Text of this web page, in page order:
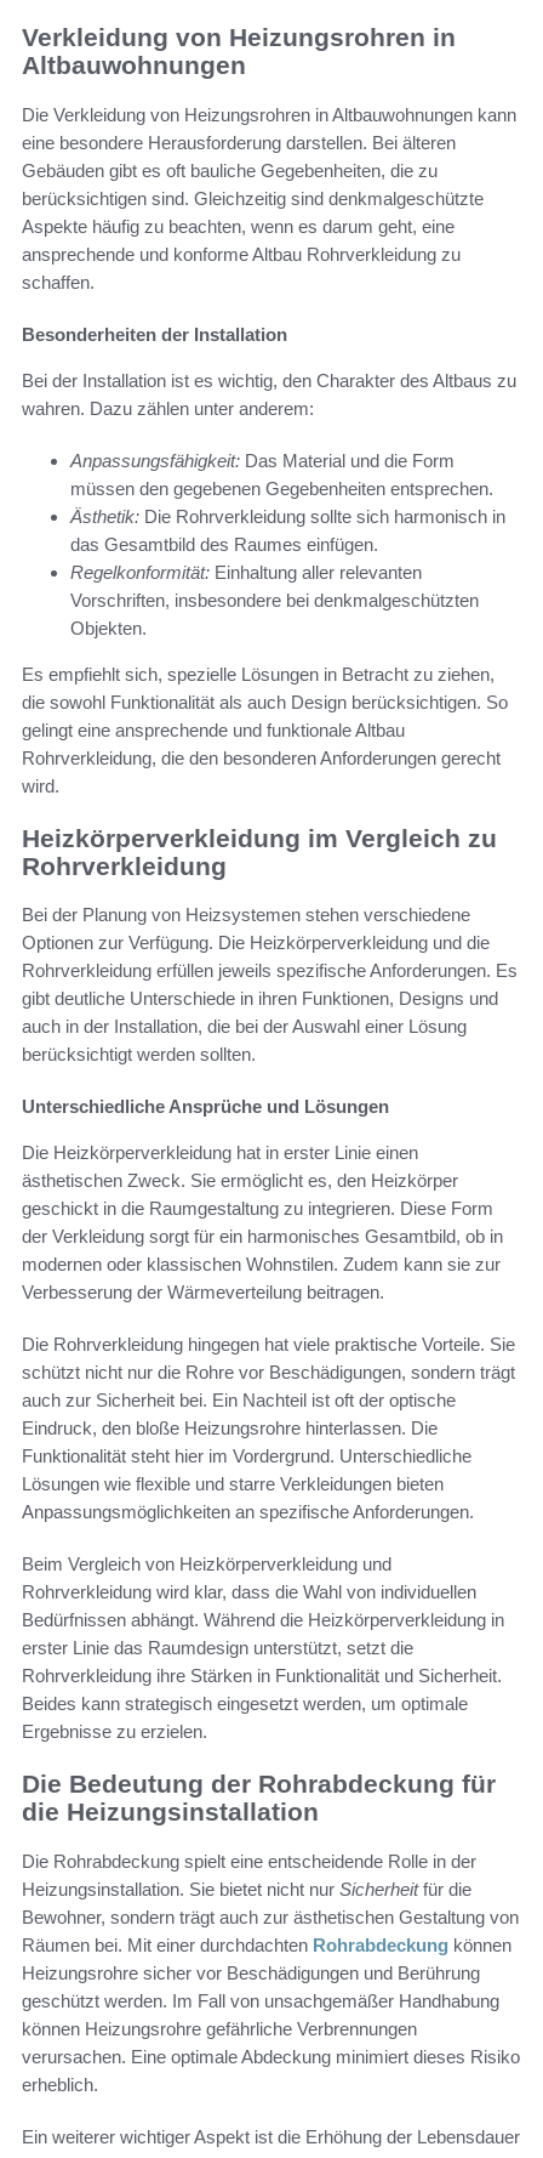
Verkleidung von Heizungsrohren in
Altbauwohnungen
Die Verkleidung von Heizungsrohren in Altbauwohnungen kann
eine besondere Herausforderung darstellen. Bei älteren
Gebäuden gibt es oft bauliche Gegebenheiten, die zu
berücksichtigen sind. Gleichzeitig sind denkmalgeschützte
Aspekte häufig zu beachten, wenn es darum geht, eine
ansprechende und konforme Altbau Rohrverkleidung zu
schaffen.
Besonderheiten der Installation
Bei der Installation ist es wichtig, den Charakter des Altbaus zu
wahren. Dazu zählen unter anderem:
Anpassungsfähigkeit: Das Material und die Form
müssen den gegebenen Gegebenheiten entsprechen.
Ästhetik: Die Rohrverkleidung sollte sich harmonisch in
das Gesamtbild des Raumes einfügen.
Regelkonformität: Einhaltung aller relevanten
Vorschriften, insbesondere bei denkmalgeschützten
Objekten.
Es empfiehlt sich, spezielle Lösungen in Betracht zu ziehen,
die sowohl Funktionalität als auch Design berücksichtigen. So
gelingt eine ansprechende und funktionale Altbau
Rohrverkleidung, die den besonderen Anforderungen gerecht
wird.
Heizkörperverkleidung im Vergleich zu
Rohrverkleidung
Bei der Planung von Heizsystemen stehen verschiedene
Optionen zur Verfügung. Die Heizkörperverkleidung und die
Rohrverkleidung erfüllen jeweils spezifische Anforderungen. Es
gibt deutliche Unterschiede in ihren Funktionen, Designs und
auch in der Installation, die bei der Auswahl einer Lösung
berücksichtigt werden sollten.
Unterschiedliche Ansprüche und Lösungen
Die Heizkörperverkleidung hat in erster Linie einen
ästhetischen Zweck. Sie ermöglicht es, den Heizkörper
geschickt in die Raumgestaltung zu integrieren. Diese Form
der Verkleidung sorgt für ein harmonisches Gesamtbild, ob in
modernen oder klassischen Wohnstilen. Zudem kann sie zur
Verbesserung der Wärmeverteilung beitragen.
Die Rohrverkleidung hingegen hat viele praktische Vorteile. Sie
schützt nicht nur die Rohre vor Beschädigungen, sondern trägt
auch zur Sicherheit bei. Ein Nachteil ist oft der optische
Eindruck, den bloße Heizungsrohre hinterlassen. Die
Funktionalität steht hier im Vordergrund. Unterschiedliche
Lösungen wie flexible und starre Verkleidungen bieten
Anpassungsmöglichkeiten an spezifische Anforderungen.
Beim Vergleich von Heizkörperverkleidung und
Rohrverkleidung wird klar, dass die Wahl von individuellen
Bedürfnissen abhängt. Während die Heizkörperverkleidung in
erster Linie das Raumdesign unterstützt, setzt die
Rohrverkleidung ihre Stärken in Funktionalität und Sicherheit.
Beides kann strategisch eingesetzt werden, um optimale
Ergebnisse zu erzielen.
Die Bedeutung der Rohrabdeckung für
die Heizungsinstallation
Die Rohrabdeckung spielt eine entscheidende Rolle in der
Heizungsinstallation. Sie bietet nicht nur Sicherheitfür die
Bewohner, sondern trägt auch zur ästhetischen Gestaltung von
Räumen bei. Mit einer durchdachten Rohrabdeckung können
Heizungsrohre sicher vor Beschädigungen und Berührung
geschützt werden. Im Fall von unsachgemäßer Handhabung
können Heizungsrohre gefährliche Verbrennungen
verursachen. Eine optimale Abdeckung minimiert dieses Risiko
erheblich.
Ein weiterer wichtiger Aspekt ist die Erhöhung der Lebensdauer